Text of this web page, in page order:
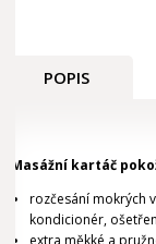
POPIS
Masážní kartáč
rozčesání mokrých
kondicionér,
extra měkké a